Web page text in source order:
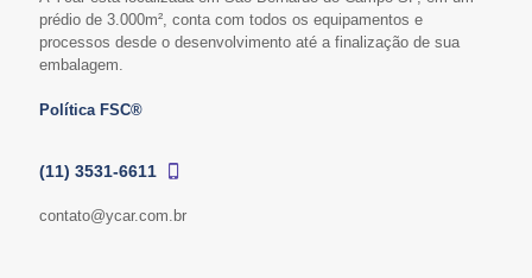
prédio de 3.000m², conta com todos os equipamentos e
processos desde o desenvolvimento até a finalização de sua
embalagem.
Política FSC®
(11) 3531-6611
contato@ycar.com.br